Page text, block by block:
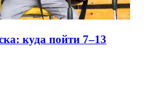
куда пойти 7–13